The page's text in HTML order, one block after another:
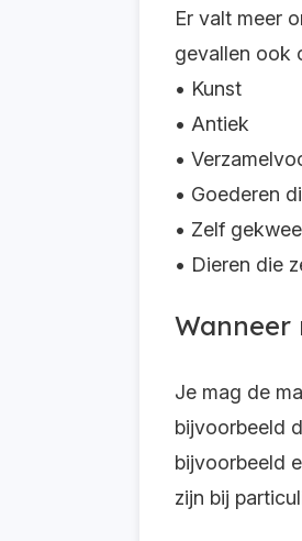
Er valt meer
gevallen ook
• Kunst
• Antiek
•
• Goederen
• Zelf
• Dieren die
Wanneer
Je mag de
bijvoorbeeld
bijvoorbeeld
zijn bij